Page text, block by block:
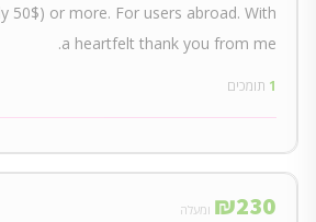
50$) or more. For users abroad. With
a heartfelt thank you from me.
1 תומכים
₪230 ומעלה